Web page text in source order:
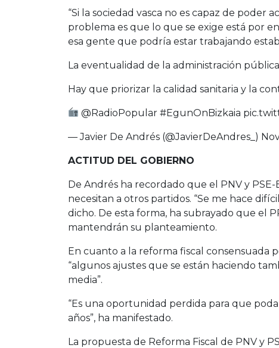
“Si la sociedad vasca no es capaz de
problema es que lo que se exige está por
esa gente que podría estar trabajando
La eventualidad de la administración
Hay que priorizar la calidad sanitaria y la
@RadioPopular #EgunOnBizkaia
— Javier De Andrés (@JavierDeAndres_)
ACTITUD DEL GOBIERNO
De Andrés ha recordado que el PNV y
necesitan a otros partidos. “Se me hace
dicho. De esta forma, ha subrayado que el
mantendrán su planteamiento.
En cuanto a la reforma fiscal consensuada
“algunos ajustes que se están haciendo
media”.
“Es una oportunidad perdida para que
años”, ha manifestado.
La propuesta de Reforma Fiscal de PNV y